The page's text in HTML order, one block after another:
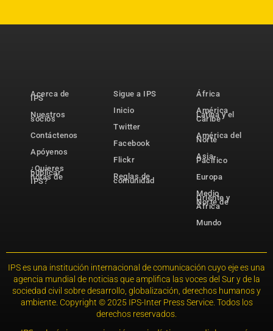
Acerca de
IPS
Nuestros
socios
Contáctenos
Apóyenos
¿Quieres
publicar
notas de
IPS?
Sigue a IPS
Inicio
Twitter
Facebook
Flickr
Reglas de
comunidad
África
América
Latina y el
Caribe
América del
Norte
Asia-
Pacífico
Europa
Medio
Oriente y
Norte de
África
Mundo
IPS es una institución internacional de comunicación cuyo eje es una
agencia mundial de noticias que amplifica las voces del Sur y de la
sociedad civil sobre desarrollo, globalización, derechos humanos y
ambiente. Copyright © 2025 IPS-Inter Press Service. Todos los
derechos reservados.